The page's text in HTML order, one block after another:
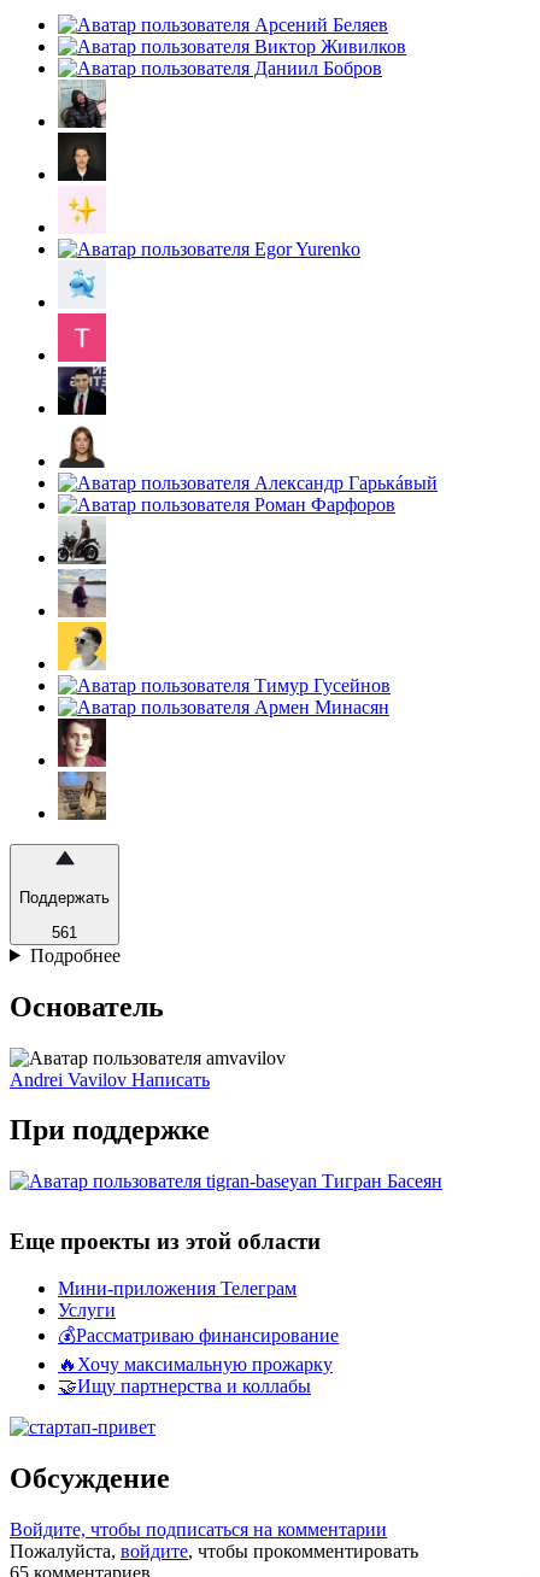
Поддержать
561
Подробнее
Основатель
Andrei Vavilov Написать
При поддержке
Тигран Басеян
Еще проекты из этой области
Мини-приложения Телеграм
Услуги
💰Рассматриваю финансирование
🔥Хочу максимальную прожарку
🤝Ищу партнерства и коллабы
Обсуждение
Войдите, чтобы подписаться на комментарии
Пожалуйста, войдите, чтобы прокомментировать
65 комментариев